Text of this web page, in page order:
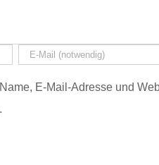
Name, E-Mail-Adresse und